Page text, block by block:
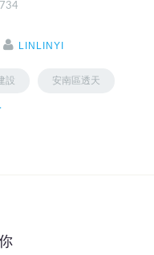
LINLINYI
設 安南區透天